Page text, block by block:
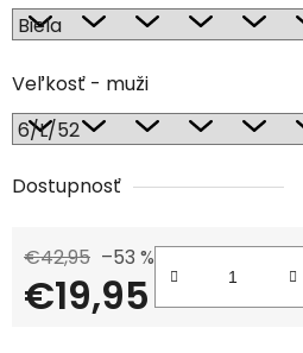
Veľkosť - muži
Dostupnosť
€42,95 –53 %
€19,95